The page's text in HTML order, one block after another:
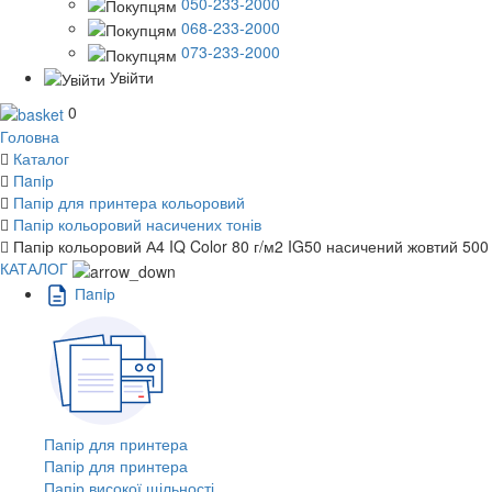
068-233-2000
073-233-2000
Увійти
0
Головна
Каталог
Пaпiр
Папір для принтера кольоровий
Папір кольоровий насичених тонів
Папір кольоровий А4 IQ Color 80 г/м2 IG50 насичений жовтий 500
КАТАЛОГ
Пaпiр
Папір для принтера
Папір для принтера
Папір високої щільності